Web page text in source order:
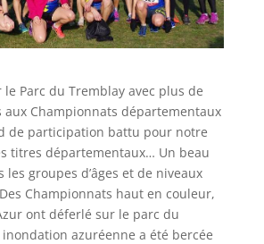
le Parc du Tremblay avec plus de
aux Championnats départementaux
de participation battu pour notre
titres départementaux… Un beau
les groupes d’âges et de niveaux
Championnats haut en couleur,
ont déferlé sur le parc du
azuréenne a été bercée